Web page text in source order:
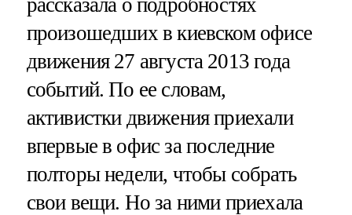
произошедших в киевском офисе
движения 27 августа 2013 года
событий. По ее словам,
активистки движения приехали
впервые в офис за последние
полторы недели, чтобы собрать
свои вещи. Но за ними приехала